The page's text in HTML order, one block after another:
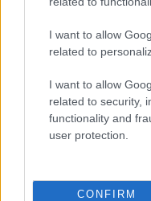
I want to allow
related to
I want to allow
related to security,
functionality and
user protection.
CONFIRM
horúčavách
a ako to vyriešiť